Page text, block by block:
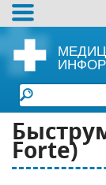
Forte)